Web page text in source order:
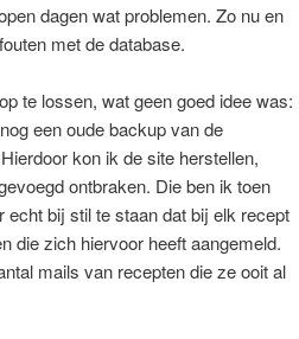
dagen wat problemen. Zo nu en
met de database.
te lossen, wat geen goed idee was:
een oude backup van de
kon ik de site herstellen,
ontbraken. Die ben ik toen
echt bij stil te staan dat bij elk recept
die zich hiervoor heeft aangemeld.
mails van recepten die ze ooit al